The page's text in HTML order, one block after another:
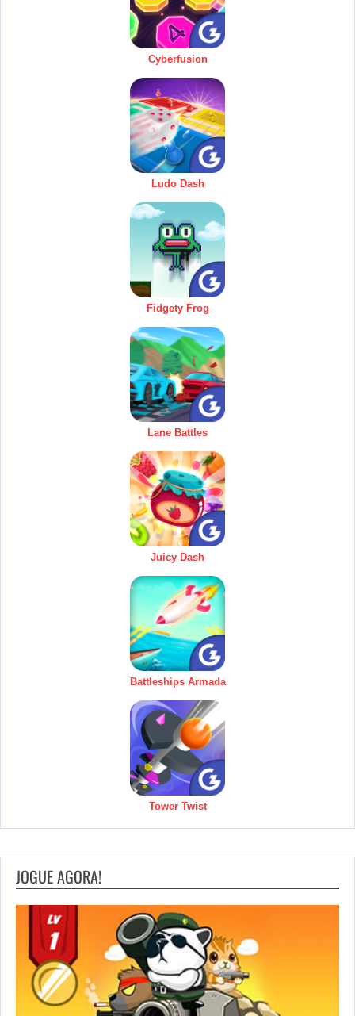
Cyberfusion
Ludo Dash
Fidgety Frog
Lane Battles
Juicy Dash
Battleships Armada
Tower Twist
JOGUE AGORA!